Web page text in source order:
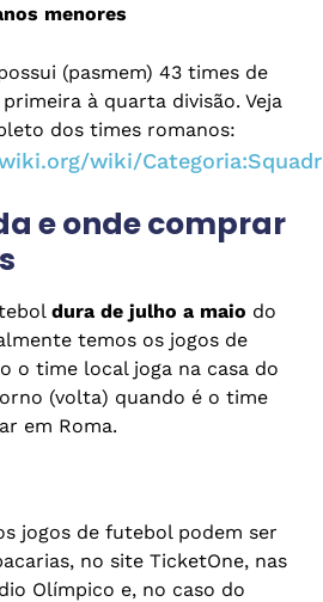
menores
(pasmem) 43 times de
à quarta divisão. Veja
dos times romanos:
wiki/
e onde comprar
dura de julho a maio do
temos os jogos de
o time local joga na casa do
(volta) quando é o time
em Roma.
jogos de futebol podem ser
no site TicketOne, nas
Olímpico e, no caso do